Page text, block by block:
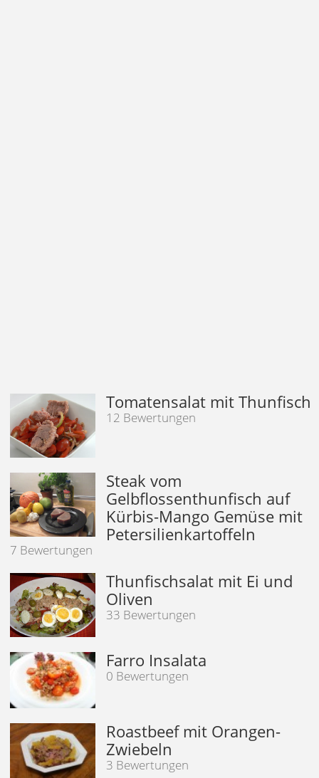
Tomatensalat mit Thunfisch
12 Bewertungen
Steak vom
Gelbflossenthunfisch auf
Kürbis-Mango Gemüse mit
Petersilienkartoffeln
7 Bewertungen
Thunfischsalat mit Ei und
Oliven
33 Bewertungen
Farro Insalata
0 Bewertungen
Roastbeef mit Orangen-
Zwiebeln
3 Bewertungen